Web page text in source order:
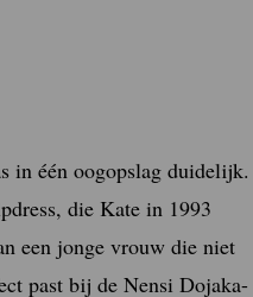
in één oogopslag duidelijk.
die Kate in 1993
een jonge vrouw die niet
past bij de Nensi Dojaka-